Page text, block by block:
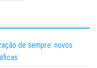
de sempre: novos